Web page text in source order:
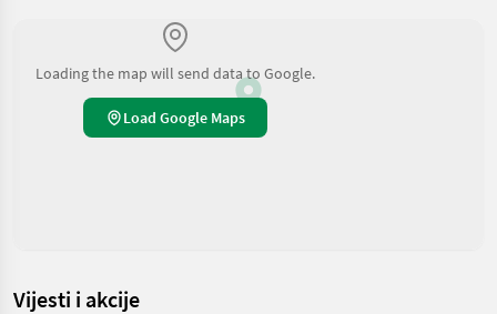
Loading the map will send data to Google.
Load Google Maps
Vijesti i akcije